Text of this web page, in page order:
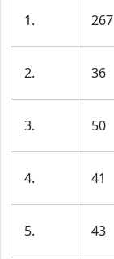
1. 267
2. 36
3. 50
4. 41
5. 43